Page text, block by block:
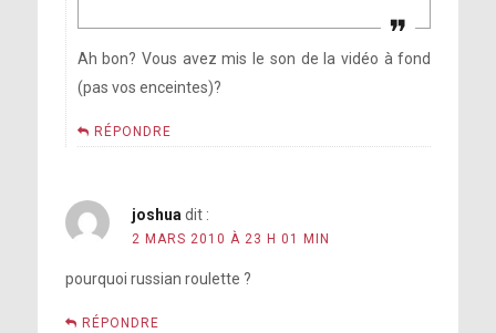
Ah bon? Vous avez mis le son de la vidéo à fond
(pas vos enceintes)?
RÉPONDRE
joshua dit :
2 MARS 2010 À 23 H 01 MIN
pourquoi russian roulette ?
RÉPONDRE